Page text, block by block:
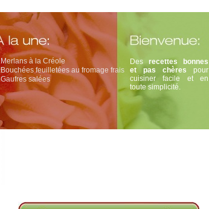
Des recettes bonnes
et pas chères pour
cuisiner facile et en
toute simplicité.
Merlans à la Créole
Bouchées feuilletées au fromage frais
Gaufres salées